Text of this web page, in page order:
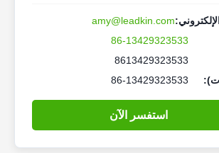
amy@leadkin.com
86-13429323533
8613429323533
86-13429323533
استفسر الآن